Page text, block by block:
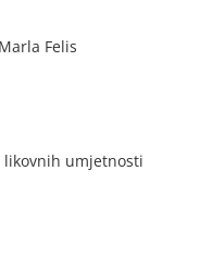
Felis
likovnih umjetnosti